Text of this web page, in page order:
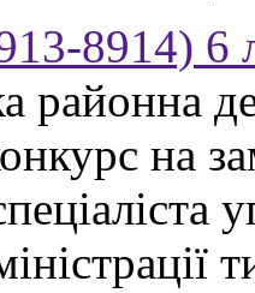
8914) 6
районна
на